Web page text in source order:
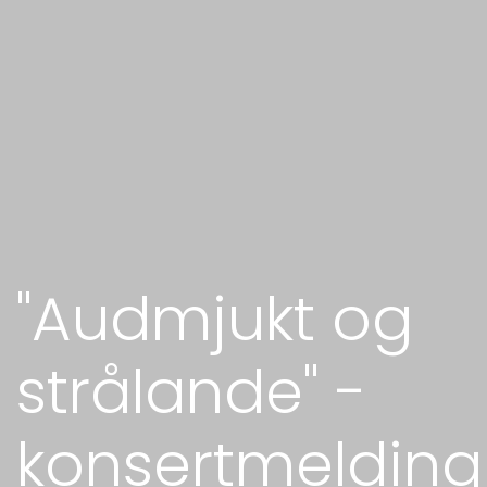
"Audmjukt og
strålande" -
konsertmelding